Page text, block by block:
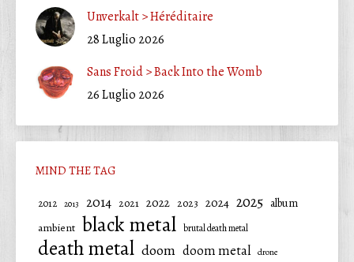
Unverkalt > Héréditaire
28 Luglio 2026
Sans Froid > Back Into the Womb
26 Luglio 2026
MIND THE TAG
2012 2013 2014 2021 2022 2023 2024 2025 album
ambient black metal brutal death metal
death metal doom doom metal drone